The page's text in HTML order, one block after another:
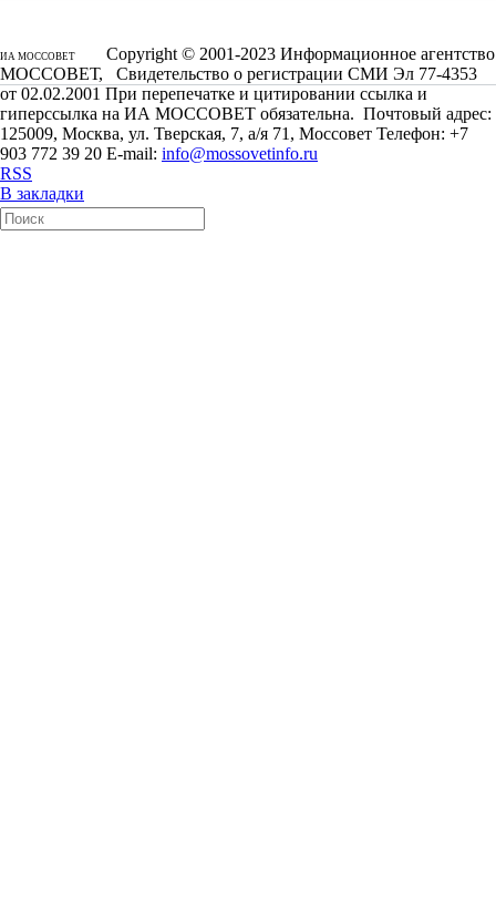
ИА МОССОВЕТ
Copyright © 2001-2023 Информационное агентство
МОССОВЕТ, Свидетельство о регистрации СМИ Эл 77-4353
от 02.02.2001 При перепечатке и цитировании ссылка и
гиперссылка на ИА МОССОВЕТ обязательна. Почтовый адрес:
125009, Москва, ул. Тверская, 7, а/я 71, Моссовет Телефон: +7
903 772 39 20 E-mail: info@mossovetinfo.ru
RSS
В закладки